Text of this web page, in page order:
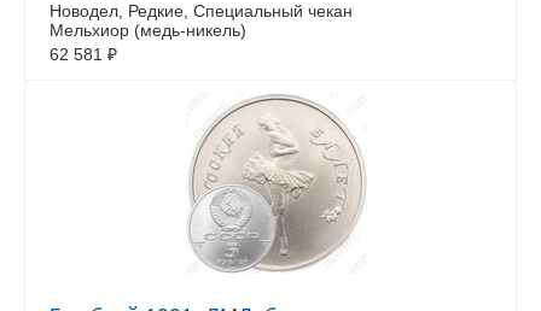
Новодел, Редкие, Специальный чекан
Мельхиор (медь-никель)
62 581 ₽